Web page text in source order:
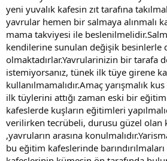
yeni yuvalık kafesin zıt tarafına
yavrular hemen bir salmaya alınmalı
mama takviyesi ile
kendilerine sunulan değişik besinlerle
olmaktadırlar.Yavrularinizin bir tarafa
istemiyorsanız, tünek ilk tüye girene
kullanılmamalıdır.Amaç yarışmalık
ilk tüylerini attığı zaman eski bir
kafeslerde kuşların eğitimleri
verilirken tecrübeli, durusu güzel olan
,yavruların arasına
bu eğitim kafeslerinde